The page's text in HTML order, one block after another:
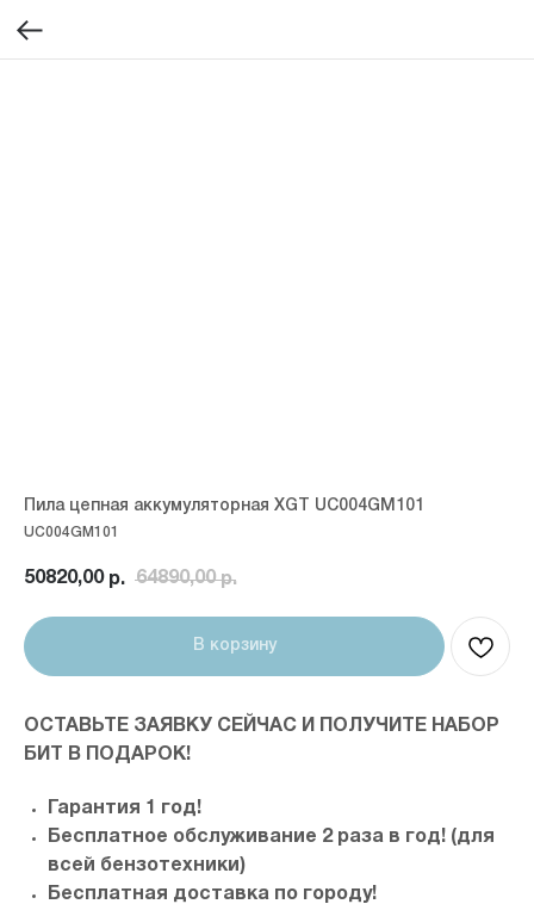
Пила цепная аккумуляторная XGT UC004GM101
UC004GM101
50820,00 р. 64890,00 р.
В корзину
ОСТАВЬТЕ ЗАЯВКУ СЕЙЧАС И ПОЛУЧИТЕ НАБОР
БИТ В ПОДАРОК!
Гарантия 1 год!
Бесплатное обслуживание 2 раза в год! (для
всей бензотехники)
Бесплатная доставка по городу!